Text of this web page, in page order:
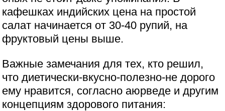
кафешках индийских цена на простой
салат начинается от 30-40 рупий, на
фруктовый цены выше.
Важные замечания для тех, кто решил,
что диетически-вкусно-полезно-не дорого
ему нравится, согласно аюрведе и другим
концепциям здорового питания: